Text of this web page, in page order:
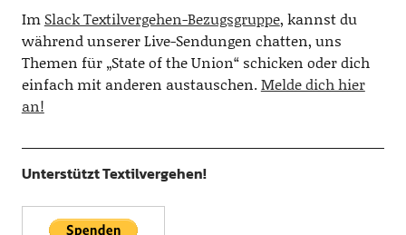
Im Slack Textilvergehen-Bezugsgruppe, kannst du
während unserer Live-Sendungen chatten, uns
Themen für „State of the Union“ schicken oder dich
einfach mit anderen austauschen.Melde dich hier
an!
Unterstützt Textilvergehen!